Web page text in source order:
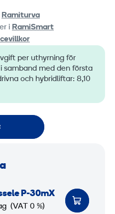
Ramiturva
i RamiSmart
per uthyrning för
samband med den första
och hybridliftar: 8,10
P-30mX
(VAT 0 %)